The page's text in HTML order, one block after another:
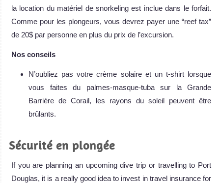
la location du matériel de snorkeling est inclue dans le forfait.
Comme pour les plongeurs, vous devrez payer une “reef tax”
de 20$ par personne en plus du prix de l’excursion.
Nos conseils
N’oubliez pas votre crème solaire et un t-shirt lorsque
vous faites du palmes-masque-tuba sur la Grande
Barrière de Corail, les rayons du soleil peuvent être
brûlants.
Sécurité en plongée
If you are planning an upcoming dive trip or travelling to Port
Douglas, it is a really good idea to invest in travel insurance for